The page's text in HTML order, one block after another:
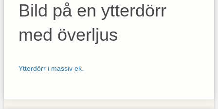
Bild på en ytterdörr
med överljus
Ytterdörr i massiv ek.